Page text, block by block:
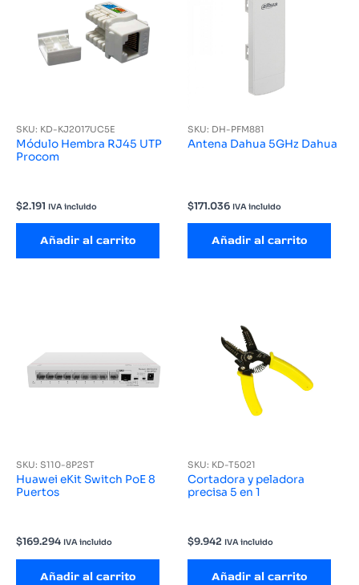
SKU: KD-KJ2017UC5E
Módulo Hembra RJ45 UTP
Procom
$2.191 IVA incluido
Añadir al carrito
SKU: DH-PFM881
Antena Dahua 5GHz Dahua
$171.036 IVA incluido
Añadir al carrito
SKU: S110-8P2ST
Huawei eKit Switch PoE 8
Puertos
$169.294 IVA incluido
Añadir al carrito
SKU: KD-T5021
Cortadora y peladora
precisa 5 en 1
$9.942 IVA incluido
Añadir al carrito